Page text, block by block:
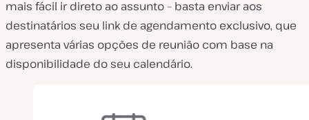
mais fácil ir direto ao assunto – basta enviar aos
destinatários seu link de agendamento exclusivo, que
apresenta várias opções de reunião com base na
disponibilidade do seu calendário.